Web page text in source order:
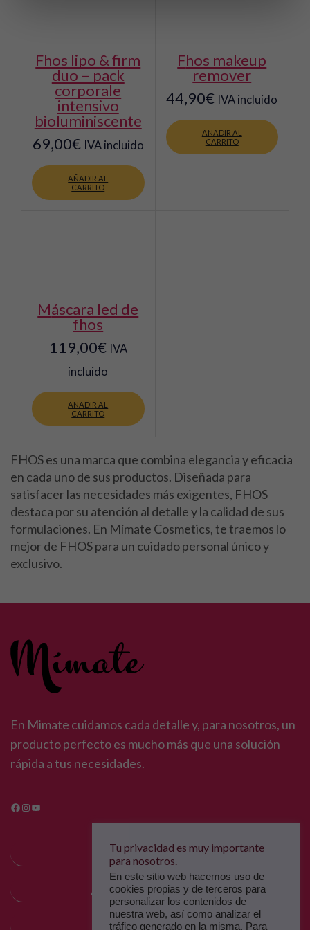
fhos lipo & firm
duo – pack
corporale
intensivo
bioluminiscente
69,00€ IVA incluido
AÑADIR AL
CARRITO
fhos makeup
remover
44,90€ IVA incluido
AÑADIR AL
CARRITO
máscara led de
fhos
119,00€ IVA
incluido
AÑADIR AL
CARRITO
FHOS es una marca que combina elegancia y eficacia
en cada uno de sus productos. Diseñada para
satisfacer las necesidades más exigentes, FHOS
destaca por su atención al detalle y la calidad de sus
formulaciones. En Mímate Cosmetics, te traemos lo
mejor de FHOS para un cuidado personal único y
exclusivo.
En Mimate cuidamos cada detalle y, para nosotros, un
producto perfecto es mucho más que una solución
rápida a tus necesidades.
Facebook
Instagram
MÍMATE
ALTA COSMÉTICA
PRODUCTOOS
Tu privacidad es muy importante
para nosotros.
En este sitio web hacemos uso de
cookies propias y de terceros para
personalizar los contenidos de
nuestra web, así como analizar el
tráfico generado en la misma. Para